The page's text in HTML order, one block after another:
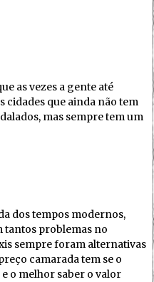
as vezes a gente até
cidades que ainda não tem
mas sempre tem um
dos tempos modernos,
tantos problemas no
sempre foram alternativas
camarada tem se o
o melhor saber o valor